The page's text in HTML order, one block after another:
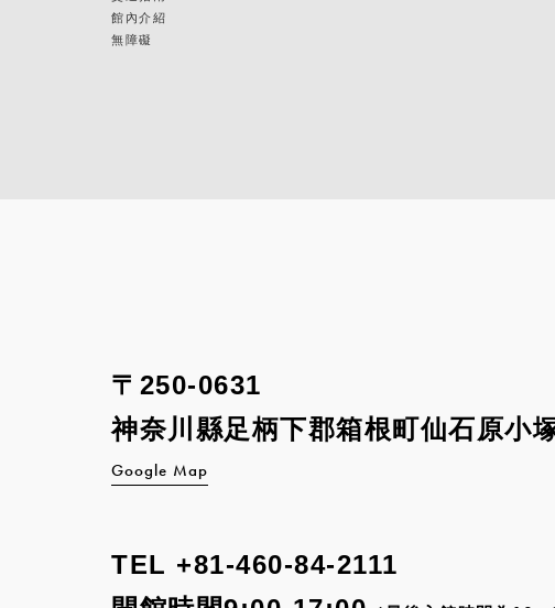
館內介紹
無障礙
〒250-0631
神奈川縣足柄下郡箱根町仙石原小
Google Map
TEL +81-460-84-2111